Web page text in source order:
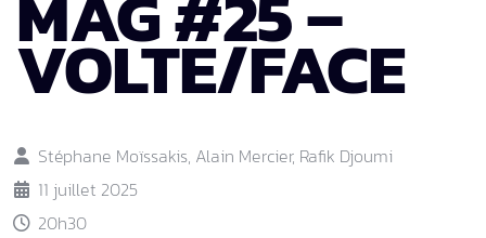
VOLTE/FACE
Stéphane Moïssakis, Alain Mercier, Rafik Djoumi
11 juillet 2025
20h30